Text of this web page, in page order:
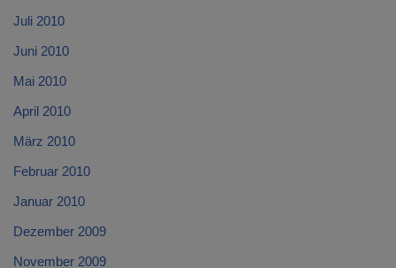
Juli 2010
Juni 2010
Mai 2010
April 2010
März 2010
Februar 2010
Januar 2010
Dezember 2009
November 2009